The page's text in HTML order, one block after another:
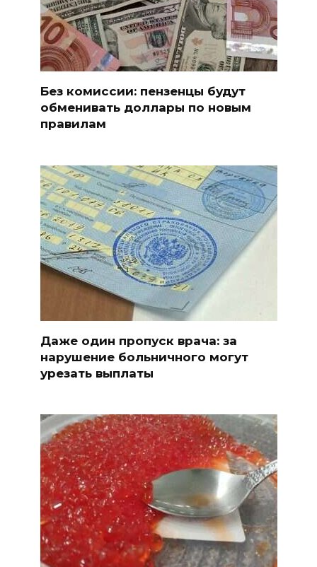
Без комиссии: пензенцы будут
обменивать доллары по новым
правилам
Даже один пропуск врача: за
нарушение больничного могут
урезать выплаты